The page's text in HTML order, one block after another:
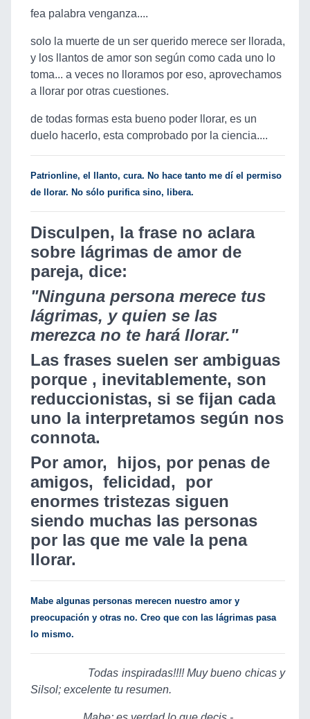
fea palabra venganza....
solo la muerte de un ser querido merece ser llorada,
y los llantos de amor son según como cada uno lo
toma... a veces no lloramos por eso, aprovechamos
a llorar por otras cuestiones.
de todas formas esta bueno poder llorar, es un
duelo hacerlo, esta comprobado por la ciencia....
Patrionline, el llanto, cura. No hace tanto me dí el permiso
de llorar. No sólo purifica sino, libera.
Disculpen, la frase no aclara
sobre lágrimas de amor de
pareja, dice:
"Ninguna persona merece tus
lágrimas, y quien se las
merezca no te hará llorar."
Las frases suelen ser ambiguas
porque , inevitablemente, son
reduccionistas, si se fijan cada
uno la interpretamos según nos
connota.
Por amor, hijos, por penas de
amigos, felicidad, por
enormes tristezas siguen
siendo muchas las personas
por las que me vale la pena
llorar.
Mabe algunas personas merecen nuestro amor y
preocupación y otras no. Creo que con las lágrimas pasa
lo mismo.
Todas inspiradas!!!! Muy bueno chicas y
Silsol; excelente tu resumen.